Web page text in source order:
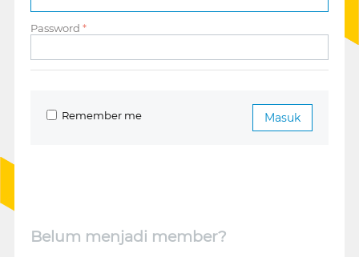
Password
Masuk
Remember me
Belum menjadi member?